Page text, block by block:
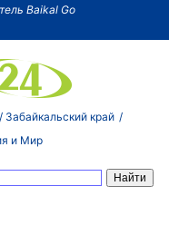
Baikal Go
Забайкальский край
и Мир